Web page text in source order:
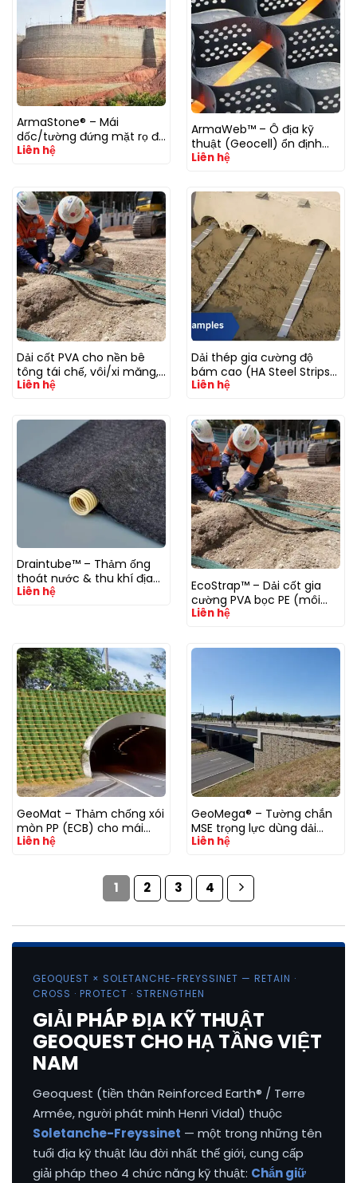
ArmaStone® – Mái
dốc/tường đứng mặt rọ đá
có cốt
Liên hệ
ArmaWeb™ – Ô địa kỹ
thuật (Geocell) ổn định
nền & mái dốc
Liên hệ
Dải cốt PVA cho nền bê
tông tái chế, vôi/xi măng,
pH cao; bản HA tăng độ
Liên hệ
Dải thép gia cường độ
bám cao (HA Steel Strips)
– cốt thép mạ kẽm
Liên hệ
Draintube™ – Thảm ống
thoát nước & thu khí địa
kỹ thuật (Geoquest–
Liên hệ
EcoStrap™ – Dải cốt gia
cường PVA bọc PE (môi
trường kiềm/pH cao)
Liên hệ
GeoMat – Thảm chống xói
mòn PP (ECB) cho mái
dốc ổn định
Liên hệ
GeoMega® – Tường chắn
MSE trọng lực dùng dải
GeoStrap® (môi trường
Liên hệ
1 2 3 4
GEOQUEST × SOLETANCHE-FREYSSINET — RETAIN ·
CROSS · PROTECT · STRENGTHEN
GIẢI PHÁP ĐỊA KỸ THUẬT
GEOQUEST CHO HẠ TẦNG VIỆT
NAM
Geoquest (tiền thân Reinforced Earth® / Terre
Armée, người phát minh Henri Vidal) thuộc
Soletanche-Freyssinet — một trong những tên
tuổi địa kỹ thuật lâu đời nhất thế giới, cung cấp
giải pháp theo 4 chức năng kỹ thuật: Chắn giữ